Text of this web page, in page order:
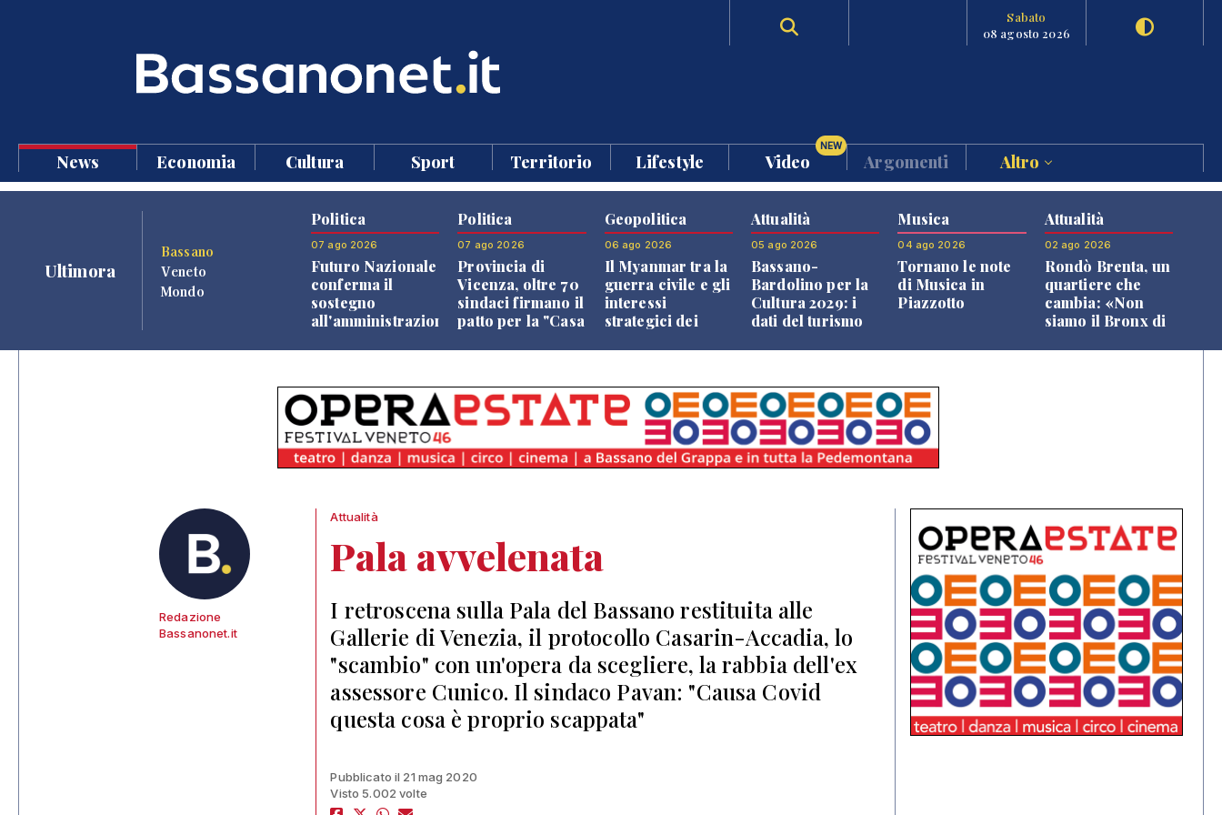
Sabato
08 agosto 2026
News Economia Cultura Sport Territorio Lifestyle Video
NEW
Argomenti Altro
Ultimora
Bassano
Veneto
Mondo
Politica
07 ago 2026
Futuro Nazionale
conferma il
sostegno
all'amministrazione
Politica
07 ago 2026
Provincia di
Vicenza, oltre 70
sindaci firmano il
patto per la "Casa
Geopolitica
06 ago 2026
Il Myanmar tra la
guerra civile e gli
interessi
strategici dei
Attualità
05 ago 2026
Bassano-
Bardolino per la
Cultura 2029: i
dati del turismo
Musica
04 ago 2026
Tornano le note
di Musica in
Piazzotto
Attualità
02 ago 2026
Rondò Brenta, un
quartiere che
cambia: «Non
siamo il Bronx di
Redazione
Bassanonet.it
Attualità
Pala avvelenata
I retroscena sulla Pala del Bassano restituita alle
Gallerie di Venezia, il protocollo Casarin-Accadia, lo
"scambio" con un'opera da scegliere, la rabbia dell'ex
assessore Cunico. Il sindaco Pavan: "Causa Covid
questa cosa è proprio scappata"
Pubblicato il 21 mag 2020
Visto 5.002 volte